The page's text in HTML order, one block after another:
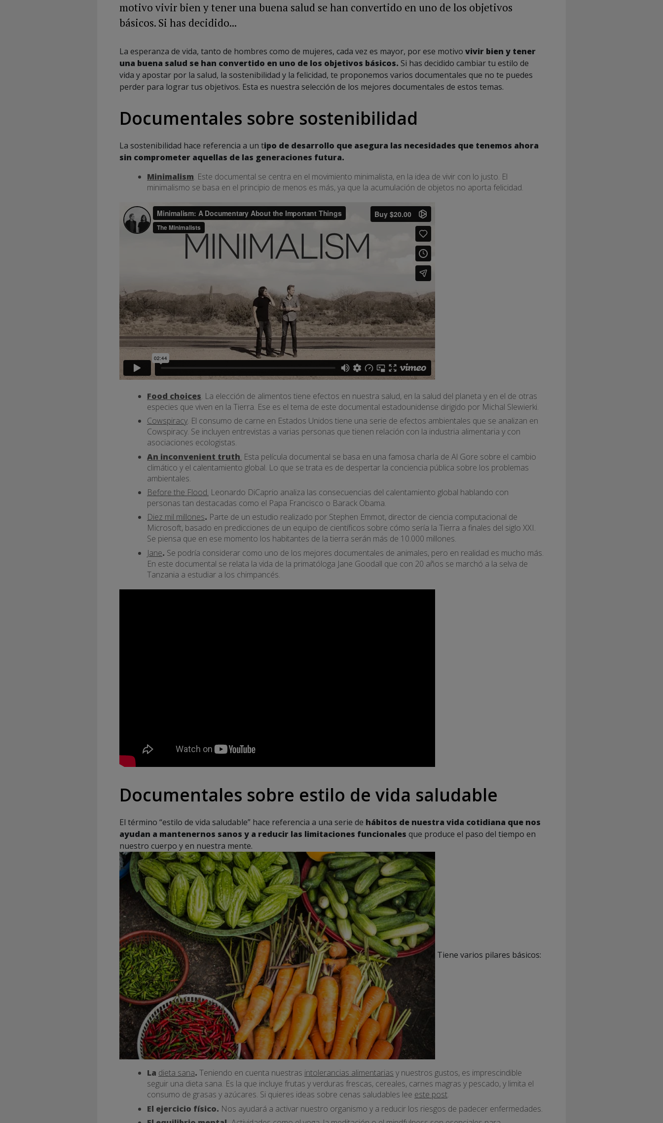
motivo vivir bien y tener una buena salud se han convertido en uno de los objetivos
básicos. Si has decidido...
La esperanza de vida, tanto de hombres como de mujeres, cada vez es mayor, por ese motivo vivir bien y tener
una buena salud se han convertido en uno de los objetivos básicos. Si has decidido cambiar tu estilo de
vida y apostar por la salud, la sostenibilidad y la felicidad, te proponemos varios documentales que no te puedes
perder para lograr tus objetivos. Esta es nuestra selección de los mejores documentales de estos temas.
Documentales sobre sostenibilidad
La sostenibilidad hace referencia a un tipo de desarrollo que asegura las necesidades que tenemos ahora
sin comprometer aquellas de las generaciones futura.
Minimalism. Este documental se centra en el movimiento minimalista, en la idea de vivir con lo justo. El
minimalismo se basa en el principio de menos es más, ya que la acumulación de objetos no aporta felicidad.
Food choices. La elección de alimentos tiene efectos en nuestra salud, en la salud del planeta y en el de otras
especies que viven en la Tierra. Ese es el tema de este documental estadounidense dirigido por Michal Slewierki.
Cowspiracy. El consumo de carne en Estados Unidos tiene una serie de efectos ambientales que se analizan en
Cowspiracy. Se incluyen entrevistas a varias personas que tienen relación con la industria alimentaria y con
asociaciones ecologistas.
An inconvenient truth. Esta película documental se basa en una famosa charla de Al Gore sobre el cambio
climático y el calentamiento global. Lo que se trata es de despertar la conciencia pública sobre los problemas
ambientales.
Before the Flood. Leonardo DiCaprio analiza las consecuencias del calentamiento global hablando con
personas tan destacadas como el Papa Francisco o Barack Obama.
Diez mil millones. Parte de un estudio realizado por Stephen Emmot, director de ciencia computacional de
Microsoft, basado en predicciones de un equipo de científicos sobre cómo sería la Tierra a finales del siglo XXI.
Se piensa que en ese momento los habitantes de la tierra serán más de 10.000 millones.
Jane. Se podría considerar como uno de los mejores documentales de animales, pero en realidad es mucho más.
En este documental se relata la vida de la primatóloga Jane Goodall que con 20 años se marchó a la selva de
Tanzania a estudiar a los chimpancés.
Documentales sobre estilo de vida saludable
El término “estilo de vida saludable” hace referencia a una serie de hábitos de nuestra vida cotidiana que nos
ayudan a mantenernos sanos y a reducir las limitaciones funcionales que produce el paso del tiempo en
nuestro cuerpo y en nuestra mente.
Tiene varios pilares básicos:
La dieta sana. Teniendo en cuenta nuestras intolerancias alimentarias y nuestros gustos, es imprescindible
seguir una dieta sana. Es la que incluye frutas y verduras frescas, cereales, carnes magras y pescado, y limita el
consumo de grasas y azúcares. Si quieres ideas sobre cenas saludables lee este post.
El ejercicio físico. Nos ayudará a activar nuestro organismo y a reducir los riesgos de padecer enfermedades.